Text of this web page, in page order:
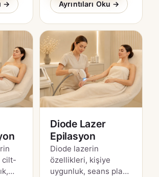
→ Ayrıntıları Oku →
cilt-
Diode Lazer
Epilasyon
Diode lazerin
özellikleri, kişiye
uygunluk, seans planı,